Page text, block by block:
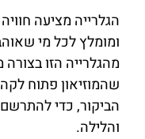
הגלרייה מציעה
ומומלץ לכל מי
מהגלרייה הזו
שהמוזיאון פתוח
הביקור, כדי
והלילה.